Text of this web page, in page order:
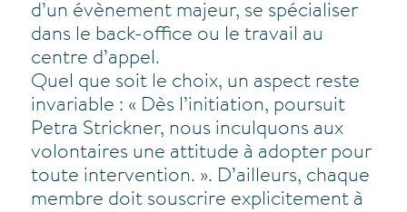
d’un évènement majeur, se spécialiser
dans le back-office ou le travail au
centre d’appel.
Quel que soit le choix, un aspect reste
invariable : « Dès l’initiation, poursuit
Petra Strickner, nous inculquons aux
volontaires une attitude à adopter pour
toute intervention. ». D’ailleurs, chaque
membre doit souscrire explicitement à